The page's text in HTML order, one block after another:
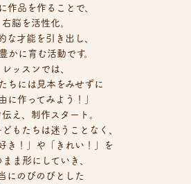
作品を作ることで、
右脳を活性化。
な才能を引き出し、
かに育む活動です。
レッスンでは、
ちには見本をみせずに
に作ってみよう！」
伝え、制作スタート。
もたちは迷うことなく、
き！」や「きれい！」を
まま形にしていき、
にのびのびとした